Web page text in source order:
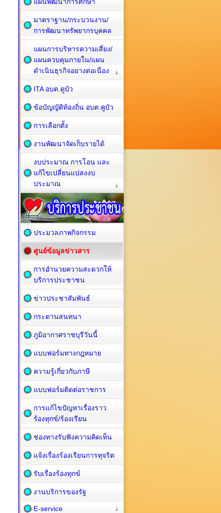
มาตราฐาน/กระบวนงาน/
การพัฒนาทรัพยากรบุคคล
แผนการบริหารความเสี่ยง/
แผนควบคุมภายใน/แผน
ดำเนินธุรกิจอย่างต่อเนื่อง
ITA อบต.คูบัว
ข้อบัญญัติท้องถิ่น อบต.คูบัว
การเลือกตั้ง
งานพัฒนาจัดเก็บรายได้
งบประมาณ การโอน และ
แก้ไขเปลี่ยนแปลงงบ
ประมาณ
ประมวลภาพกิจกรรม
ศูนย์ข้อมูลข่าวสาร
การอำนวยความสะดวกให้
บริการประชาชน
ข่าวประชาสัมพันธ์
กระดานสนทนา
ภูมิอากาศราชบุรีวันนี้
แบบฟอร์มทางกฎหมาย
ความรู้เกี่ยวกับภาษี
แบบฟอร์มติดต่อราชการ
การแก้ไขปัญหาเรื่องราว
ร้องทุกข์/ร้องเรียน
ช่องทางรับฟังความคิดเห็น
แจ้งเรื่องร้องเรียนการทุจริต
รับเรื่องร้องทุกข์
งานบริการของรัฐ
E-service